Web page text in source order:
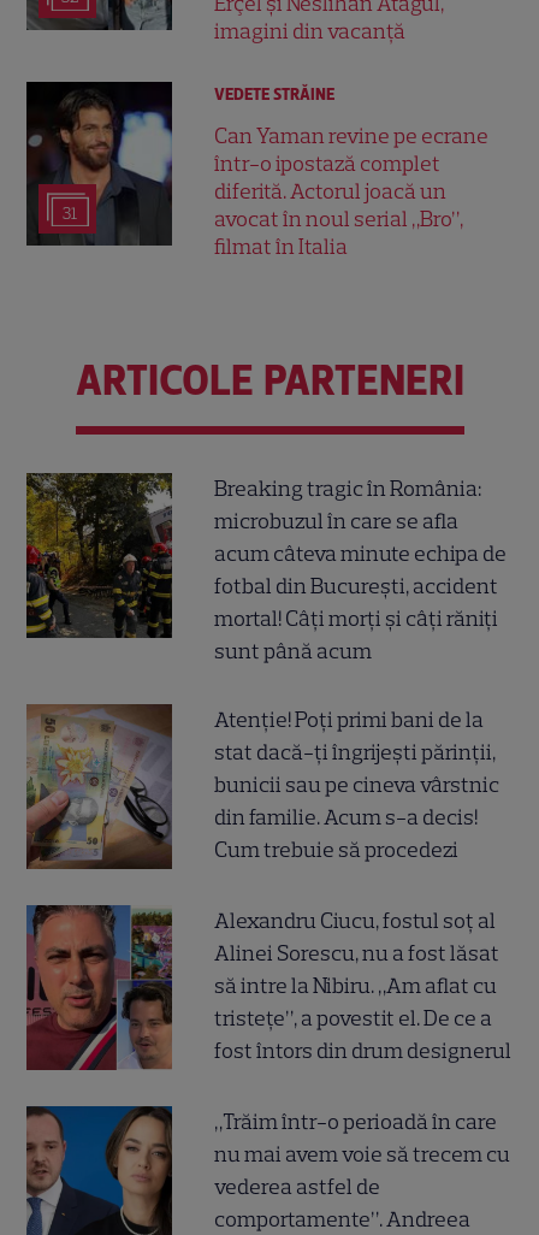
imagini din vacanță
31
VEDETE STRĂINE
Can Yaman revine pe ecrane
într-o ipostază complet
diferită. Actorul joacă un
avocat în noul serial „Bro”,
filmat în Italia
ARTICOLE PARTENERI
Breaking tragic în România:
microbuzul în care se afla
acum câteva minute echipa de
fotbal din București, accident
mortal! Câți morți și câți răniți
sunt până acum
Atenție! Poți primi bani de la
stat dacă-ți îngrijești părinții,
bunicii sau pe cineva vârstnic
din familie. Acum s-a decis!
Cum trebuie să procedezi
Alexandru Ciucu, fostul soț al
Alinei Sorescu, nu a fost lăsat
să intre la Nibiru. „Am aflat cu
tristețe”, a povestit el. De ce a
fost întors din drum designerul
„Trăim într-o perioadă în care
nu mai avem voie să trecem cu
vederea astfel de
comportamente”. Andreea